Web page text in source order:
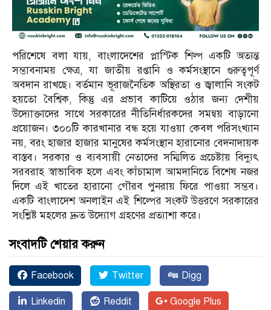
পরিশেষে বলা যায়, বাংলাদেশের প্লাস্টিক শিল্প একটি অত্যন্ত
সম্ভাবনাময় ক্ষেত্র, যা জাতীয় রপ্তানি ও কর্মসংস্থানে গুরুত্বপূর্ণ
অবদান রাখছে। বর্তমান ভূরাজনৈতিক অস্থিরতা ও জ্বালানি সংকট
হয়তো বৈশ্বিক, কিন্তু এর প্রভাব কাটিয়ে ওঠার জন্য দেশীয়
উদ্যোক্তাদের সাথে সরকারের নীতিনির্ধারকদের সমন্বয় বাড়ানো
প্রয়োজন। ৩০০টি কারখানার বন্ধ হয়ে যাওয়া কেবল পরিসংখ্যান
নয়, বরং হাজার হাজার মানুষের কর্মসংস্থান হারানোর বেদনাদায়ক
বাস্তব। সরকার ও ব্যবসায়ী নেতাদের সম্মিলিত প্রচেষ্টায় বিদ্যুৎ
সরবরাহ স্বাভাবিক হলে এবং কাঁচামাল আমদানিতে বিশেষ নজর
দিলে এই খাতের হারানো গৌরব পুনরায় ফিরে পাওয়া সম্ভব।
একটি বাংলাদেশ অনলাইন এই শিল্পের সংকট উত্তরণে সরকারের
সংশ্লিষ্ট মহলের দ্রুত উদ্যোগ গ্রহণের প্রত্যাশা করে।
সংবাদটি শেয়ার করুন
Facebook Twitter Digg
Linkedin Reddit Google Plus